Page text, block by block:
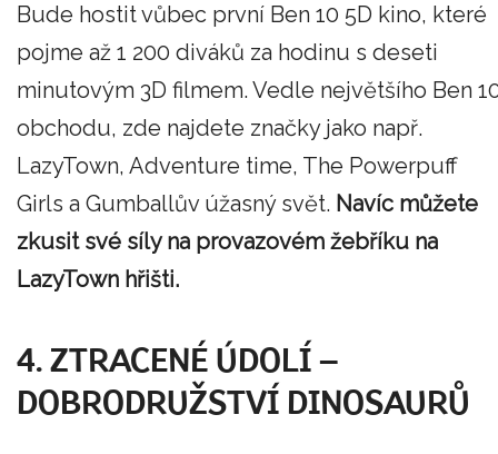
Bude hostit vůbec první Ben 10 5D kino, které
pojme až 1 200 diváků za hodinu s deseti
minutovým 3D filmem. Vedle největšího Ben
obchodu, zde najdete značky jako např.
LazyTown, Adventure time, The Powerpuff
Girls a Gumballův úžasný svět. Navíc můžete
zkusit své síly na provazovém žebříku na
LazyTown hřišti.
4. ZTRACENÉ ÚDOLÍ –
DOBRODRUŽSTVÍ DINOSAURŮ